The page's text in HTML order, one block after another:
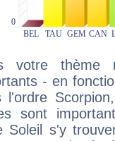
votre thème
- en
l'ordre
sont
Soleil s'y